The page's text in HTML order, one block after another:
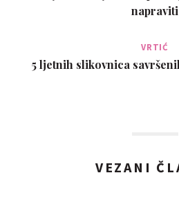
napraviti
VRTIĆ
5 ljetnih slikovnica
VEZANI